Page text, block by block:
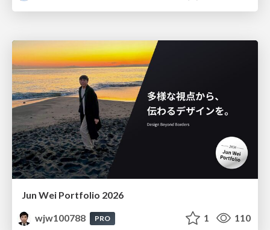
Jun Wei Portfolio 2026
wjw100788
PRO 1 110